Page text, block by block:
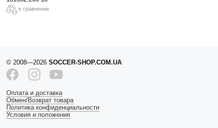
в сравнение
© 2008—2026 SOCCER-SHOP.COM.UA
Оплата и доставка
Обмен/Возврат товара
Политика конфиденциальности
Условия и положения